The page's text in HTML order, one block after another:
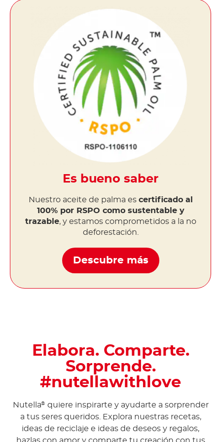
Es bueno saber
Nuestro aceite de palma es certificado al
100% por RSPO como sustentable y
trazable, y estamos comprometidos a la no
deforestación.
Descubre más
Elabora. Comparte.
Sorprende.
#nutellawithlove
Nutella® quiere inspirarte y ayudarte a sorprender
a tus seres queridos. Explora nuestras recetas,
ideas de reciclaje e ideas de deseos y regalos,